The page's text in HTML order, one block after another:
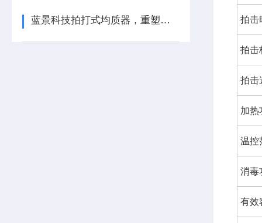
蓝景科技拍打式均质器，重塑实验室样品前处理标准 拍击
拍击
拍击
加热
温控
消毒
有效